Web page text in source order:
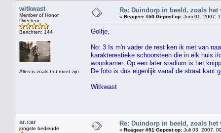
witkwast
Member of Honor
Directeur
Berichten: 144
Alles is zoals het moet zijn
Re: Duindorp in beeld, zoals het
« Reageer #50 Gepost op: Juni 01, 2007,
Golfje,
No: 3 Is m'n vader de rest ken ik niet van
karakterestieke schoorsteen die in elk huis
woonkamer. Op een later stadium is het
De foto is dus eigenlijk vanaf de straat kant
Witkwast
ar.car
jongste bediende
Re: Duindorp in beeld, zoals het
« Reageer #51 Gepost op: Juli 03, 2007,